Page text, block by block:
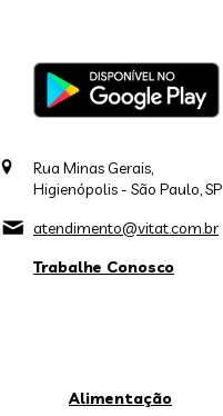
Rua Minas Gerais,
Higienópolis - São Paulo, SP
atendimento@vitat.com.br
Trabalhe Conosco
Alimentação